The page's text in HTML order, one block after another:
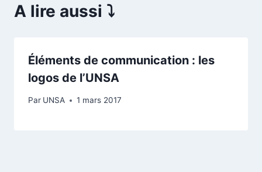
A lire aussi ⤵️
Éléments de communication : les
logos de l’UNSA
Par UNSA 1 mars 2017